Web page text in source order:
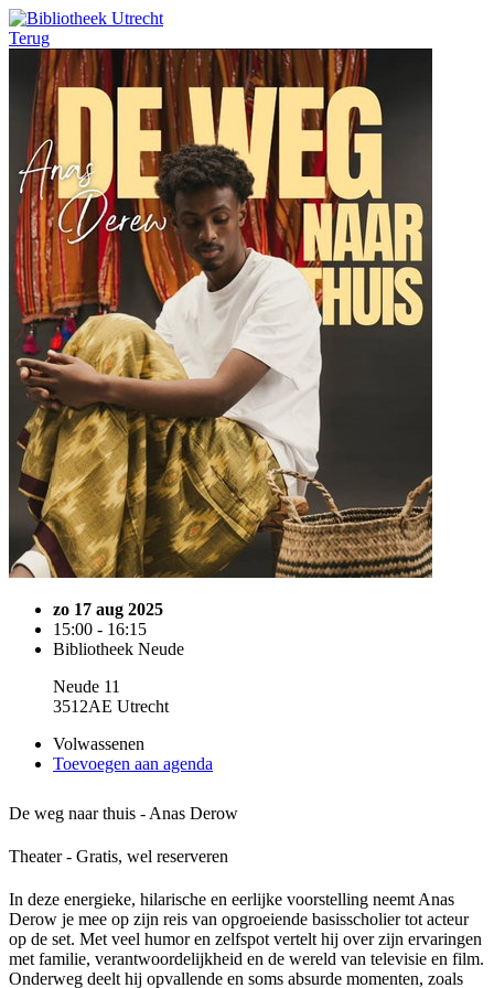
Terug
zo 17 aug 2025
15:00 - 16:15
Bibliotheek Neude
Neude 11
3512AE Utrecht
Volwassenen
Toevoegen aan agenda
De weg naar thuis - Anas Derow
Theater - Gratis, wel reserveren
In deze energieke, hilarische en eerlijke voorstelling neemt Anas
Derow je mee op zijn reis van opgroeiende basisscholier tot acteur
op de set. Met veel humor en zelfspot vertelt hij over zijn ervaringen
met familie, verantwoordelijkheid en de wereld van televisie en film.
Onderweg deelt hij opvallende en soms absurde momenten, zoals